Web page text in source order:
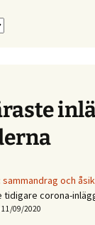
sammandrag och
tidigare corona-
11/09/2020